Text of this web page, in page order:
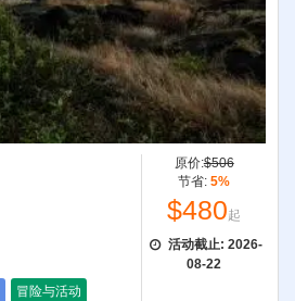
冒险与活动
原价:$506
节省:5%
$480起
活动截止: 2026-
08-22